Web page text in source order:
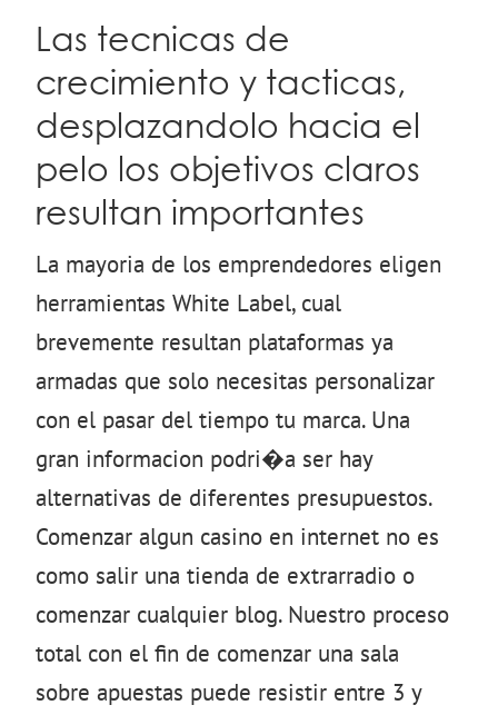
Las tecnicas de
crecimiento y tacticas,
desplazandolo hacia el
pelo los objetivos claros
resultan importantes
La mayoria de los emprendedores eligen
herramientas White Label, cual
brevemente resultan plataformas ya
armadas que solo necesitas personalizar
con el pasar del tiempo tu marca. Una
gran informacion podri�a ser hay
alternativas de diferentes presupuestos.
Comenzar algun casino en internet no es
como salir una tienda de extrarradio o
comenzar cualquier blog. Nuestro proceso
total con el fin de comenzar una sala
sobre apuestas puede resistir entre 3 y